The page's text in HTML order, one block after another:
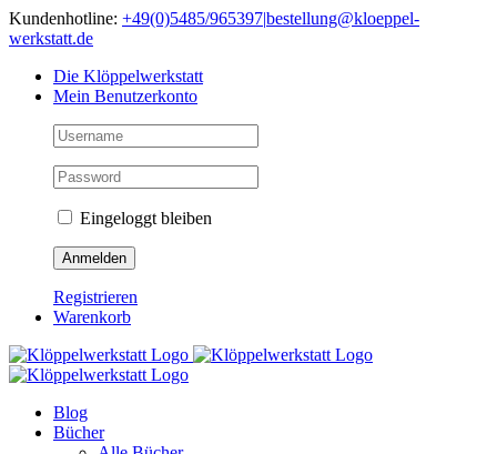
Skip
to
Kundenhotline: +49(0)5485/965397|bestellung@kloeppel-
werkstatt.de
Die Klöppelwerkstatt
Mein Benutzerkonto
Eingeloggt bleiben
Registrieren
Warenkorb
Blog
Bücher